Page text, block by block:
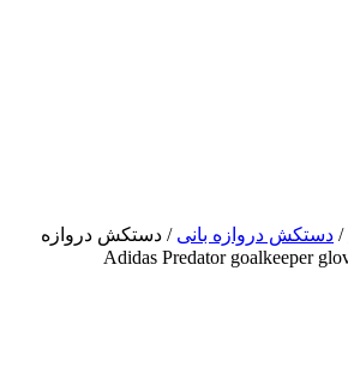
/ دستکش دروازه بانی / دستکش دروازه